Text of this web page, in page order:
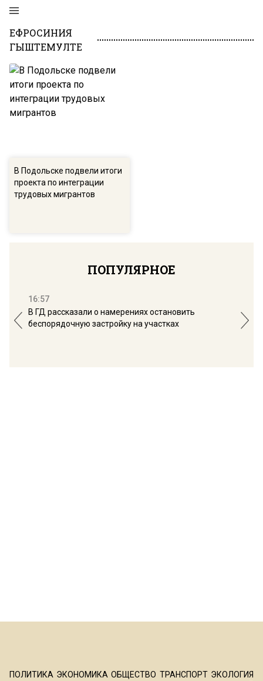
ЕФРОСИНИЯ
ГЫШТЕМУЛТЕ
В Подольске подвели итоги
проекта по интеграции
трудовых мигрантов
ПОПУЛЯРНОЕ
16:57
В ГД рассказали о намерениях остановить
беспорядочную застройку на участках
ПОЛИТИКА ЭКОНОМИКА ОБЩЕСТВО ТРАНСПОРТ ЭКОЛОГИЯ